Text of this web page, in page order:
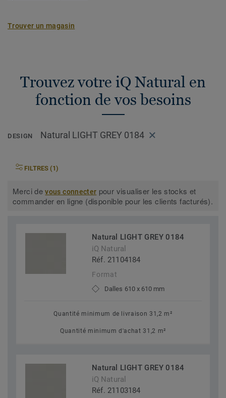
Trouver un magasin
Trouvez votre iQ Natural en
fonction de vos besoins
DESIGN Natural LIGHT GREY 0184
FILTRES (1)
Merci devous connecter pour visualiser les stocks et
commander en ligne (disponible pour les clients facturés).
Natural LIGHT GREY 0184
iQ Natural
Réf. 21104184
Format
Dalles 610 x 610 mm
Quantité minimum de livraison 31,2 m²
Quantité minimum d'achat 31,2 m²
Natural LIGHT GREY 0184
iQ Natural
Réf. 21103184